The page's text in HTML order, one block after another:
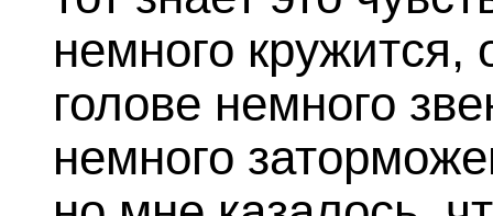
немного
голове немного
немного